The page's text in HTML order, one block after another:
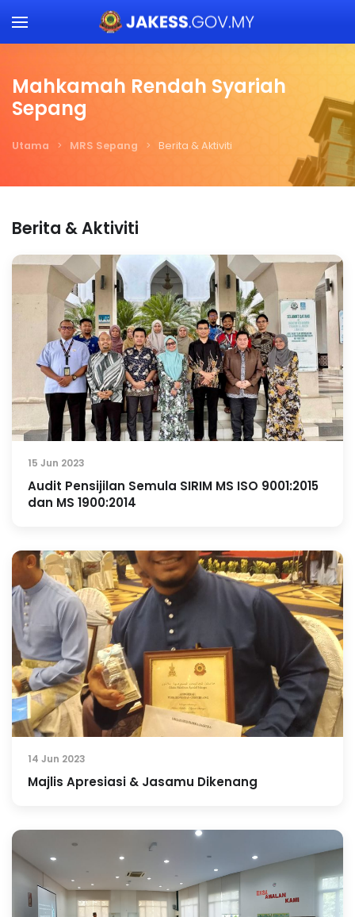
Skip to main content
Mahkamah Rendah Syariah
Sepang
Utama MRS Sepang Berita & Aktiviti
Berita & Aktiviti
15 Jun 2023
Audit Pensijilan Semula SIRIM MS ISO 9001:2015
dan MS 1900:2014
14 Jun 2023
Majlis Apresiasi & Jasamu Dikenang